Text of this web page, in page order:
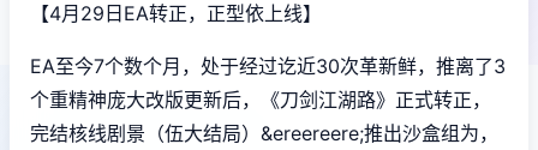
【4月29日EA转正，正型依上线】
EA至今7个数个月，处于经过讫近30次革新鲜，推离了3
个重精神庞大改版更新后，《刀剑江湖路》正式转正，
完结核线剧景（伍大结局）&ereereere;推出沙盒组为，